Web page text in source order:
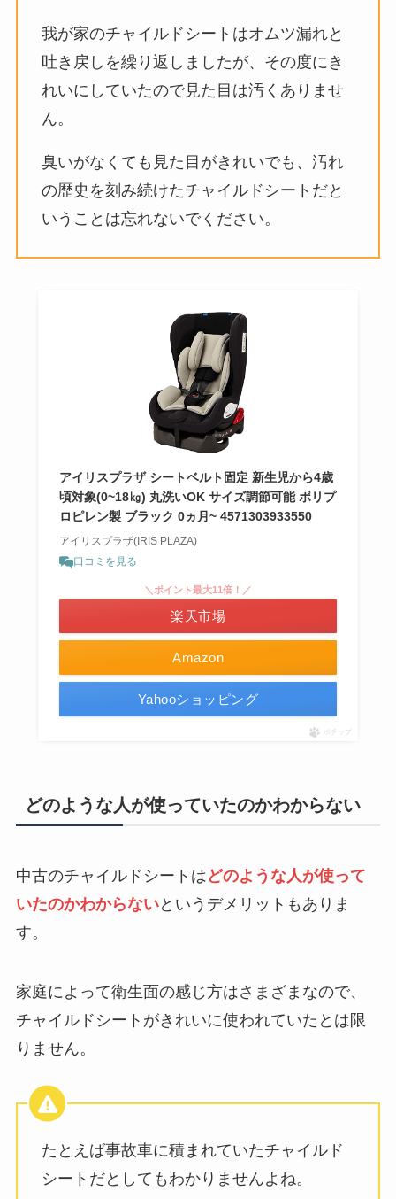
我が家のチャイルドシートはオムツ漏れと
吐き戻しを繰り返しましたが、その度にき
れいにしていたので見た目は汚くありませ
ん。
臭いがなくても見た目がきれいでも、汚れ
の歴史を刻み続けたチャイルドシートだと
いうことは忘れないでください。
アイリスプラザ シートベルト固定 新生児から4歳
頃対象(0~18㎏) 丸洗いOK サイズ調節可能 ポリプ
ロピレン製 ブラック 0ヵ月~ 4571303933550
アイリスプラザ(IRIS PLAZA)
口コミを見る
Amazon
＼ポイント最大11倍！／
楽天市場
Yahooショッピング
ポチップ
どのような人が使っていたのかわからない
中古のチャイルドシートは どのような人が使って
いたのかわからないというデメリットもありま
す。
家庭によって衛生面の感じ方はさまざまなので、
チャイルドシートがきれいに使われていたとは限
りません。
たとえば事故車に積まれていたチャイルド
シートだとしてもわかりませんよね。